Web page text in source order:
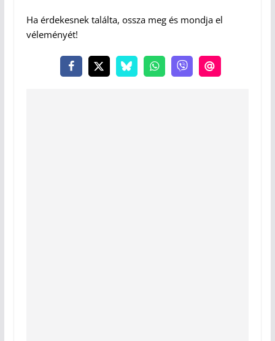
Ha érdekesnek találta, ossza meg és mondja el
véleményét!